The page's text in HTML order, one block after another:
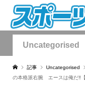
Uncategorised
記事 Uncategorised
の本格派右腕 エースは俺だ‼【